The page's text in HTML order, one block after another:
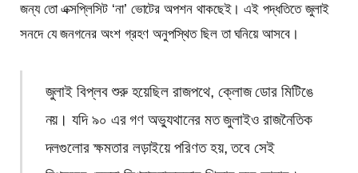
জন্য তো এক্সপ্লিসিট ‘না’ ভোটের অপশন থাকছেই। এই পদ্ধতিতে জুলাই
সনদে যে জনগনের অংশ গ্রহণ অনুপস্থিত ছিল তা ঘনিয়ে আসবে।
জুলাই বিপ্লব শুরু হয়েছিল রাজপথে, ক্লোজ ডোর মিটিঙে
নয়। যদি ৯০ এর গণ অভ্যুথানের মত জুলাইও রাজনৈতিক
দলগুলোর ক্ষমতার লড়াইয়ে পরিণত হয়, তবে সেই